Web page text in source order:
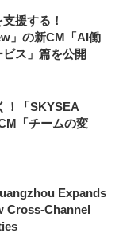
援する！
」の新CM「AI働
ス」篇を公開
！「SKYSEA
「チームの変
Expands
Cross-Channel